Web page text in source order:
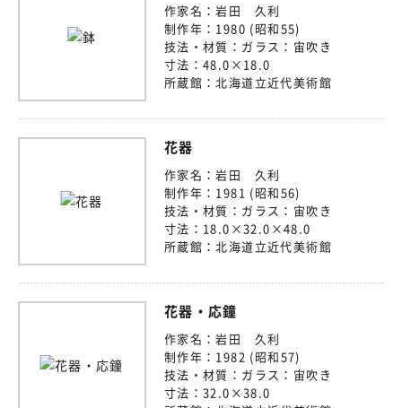
作家名：岩田 久利
制作年： 1980 (昭和55)
技法・材質： ガラス：宙吹き
寸法： 48.0×18.0
所蔵館：北海道立近代美術館
花器
作家名：岩田 久利
制作年： 1981 (昭和56)
技法・材質： ガラス：宙吹き
寸法： 18.0×32.0×48.0
所蔵館： 北海道立近代美術館
花器・応鐘
作家名：岩田 久利
制作年： 1982 (昭和57)
技法・材質： ガラス：宙吹き
寸法： 32.0×38.0